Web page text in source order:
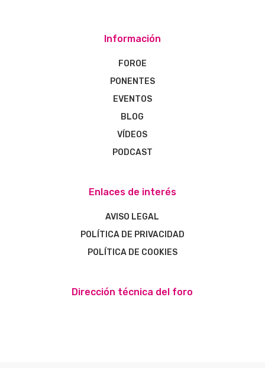
Información
FOROE
PONENTES
EVENTOS
BLOG
VÍDEOS
PODCAST
Enlaces de interés
AVISO LEGAL
POLÍTICA DE PRIVACIDAD
POLÍTICA DE COOKIES
Dirección técnica del foro